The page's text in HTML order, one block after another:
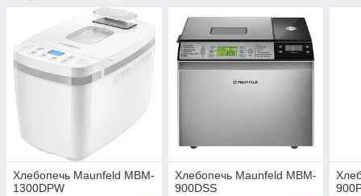
Хлебопечь Maunfeld MBM-
1300DPW
Хлебопечь Maunfeld MBM-
900DSS